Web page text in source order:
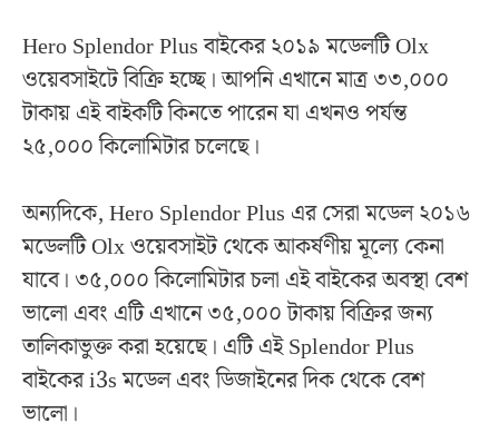
Hero Splendor Plus বাইকের ২০১৯ মডেলটি Olx
ওয়েবসাইটে বিক্রি হচ্ছে। আপনি এখানে মাত্র ৩৩,০০০
টাকায় এই বাইকটি কিনতে পারেন যা এখনও পর্যন্ত
২৫,০০০ কিলোমিটার চলেছে।
অন্যদিকে, Hero Splendor Plus এর সেরা মডেল ২০১৬
মডেলটি Olx ওয়েবসাইট থেকে আকর্ষণীয় মূল্যে কেনা
যাবে। ৩৫,০০০ কিলোমিটার চলা এই বাইকের অবস্থা বেশ
ভালো এবং এটি এখানে ৩৫,০০০ টাকায় বিক্রির জন্য
তালিকাভুক্ত করা হয়েছে। এটি এই Splendor Plus
বাইকের i3s মডেল এবং ডিজাইনের দিক থেকে বেশ
ভালো।